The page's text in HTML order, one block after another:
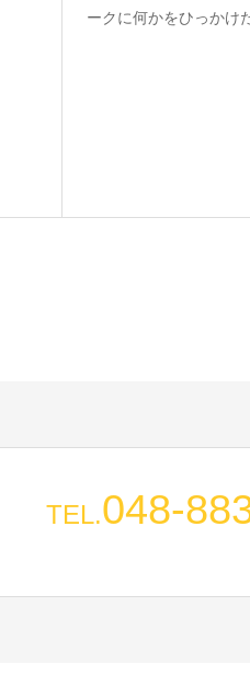
ークに何かをひっかけ
TEL.048-